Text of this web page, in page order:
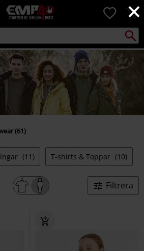
×
EMP
-
Musik,
TV
&
Spelmerch
-
Alternativt
Mode
0
Sök
(61)
(11) T-shirts & Toppar (10)
Filtrera